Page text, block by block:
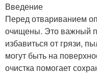
Введение
Перед отвариванием
очищены. Это важный
избавиться от грязи,
могут быть на
очистка помогает